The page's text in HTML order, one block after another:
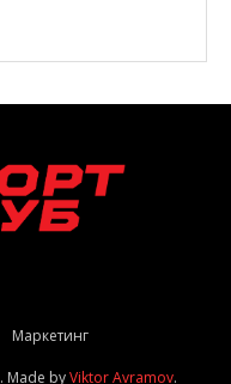
Маркетинг
. Made byViktor Avramov.